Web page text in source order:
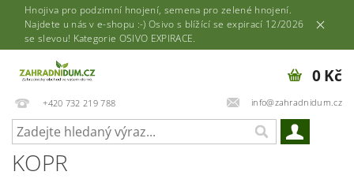
Hnojiva pro podzimní hnojení, semena pro zelené hnojení.
Najdete u nás v e-shopu :-) Osivo s blížící se expirací 12/2026
se slevou! Kategorie OSIVO EXPIRACE.
+420 732 219 788 info@zahradnidum.cz
0 Kč
KOPR